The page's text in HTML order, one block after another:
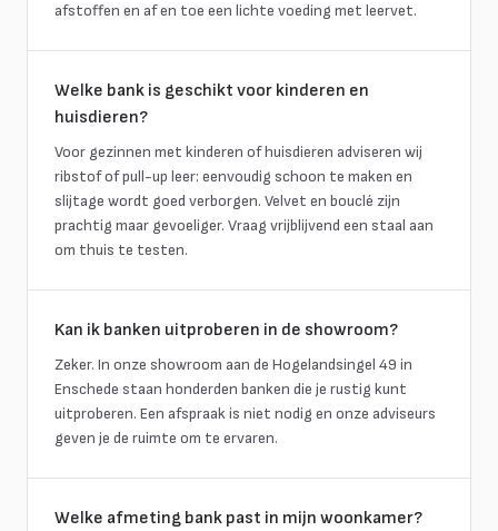
afstoffen en af en toe een lichte voeding met leervet.
Welke bank is geschikt voor kinderen en
huisdieren?
Voor gezinnen met kinderen of huisdieren adviseren wij
ribstof of pull-up leer: eenvoudig schoon te maken en
slijtage wordt goed verborgen. Velvet en bouclé zijn
prachtig maar gevoeliger. Vraag vrijblijvend een staal aan
om thuis te testen.
Kan ik banken uitproberen in de showroom?
Zeker. In onze showroom aan de Hogelandsingel 49 in
Enschede staan honderden banken die je rustig kunt
uitproberen. Een afspraak is niet nodig en onze adviseurs
geven je de ruimte om te ervaren.
Welke afmeting bank past in mijn woonkamer?